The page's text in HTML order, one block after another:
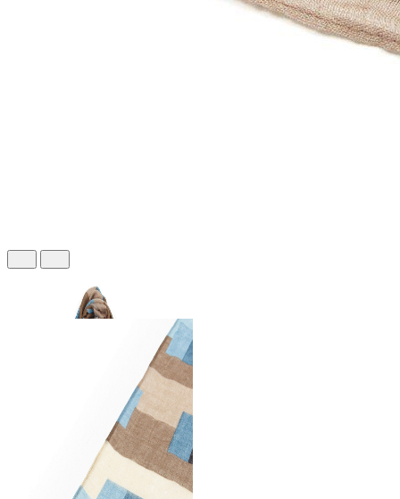
Узнать оптовую цену сейчас